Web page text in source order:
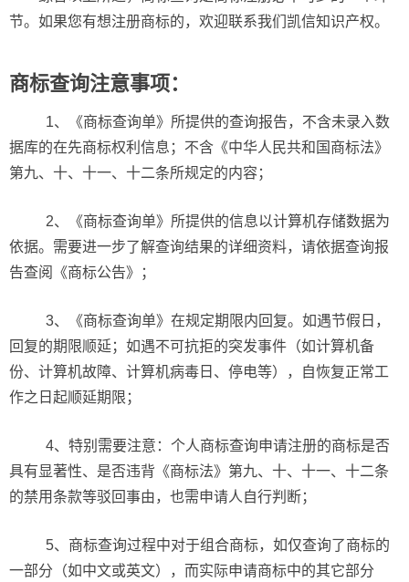
节。如果您有想注册商标的，欢迎联系我们凯信知识产权。
商标查询注意事项：
1、《商标查询单》所提供的查询报告，不含未录入数
据库的在先商标权利信息；不含《中华人民共和国商标法》
第九、十、十一、十二条所规定的内容；
2、《商标查询单》所提供的信息以计算机存储数据为
依据。需要进一步了解查询结果的详细资料，请依据查询报
告查阅《商标公告》；
3、《商标查询单》在规定期限内回复。如遇节假日，
回复的期限顺延；如遇不可抗拒的突发事件（如计算机备
份、计算机故障、计算机病毒日、停电等），自恢复正常工
作之日起顺延期限；
4、特别需要注意：个人商标查询申请注册的商标是否
具有显著性、是否违背《商标法》第九、十、十一、十二条
的禁用条款等驳回事由，也需申请人自行判断；
5、商标查询过程中对于组合商标，如仅查询了商标的
一部分（如中文或英文），而实际申请商标中的其它部分